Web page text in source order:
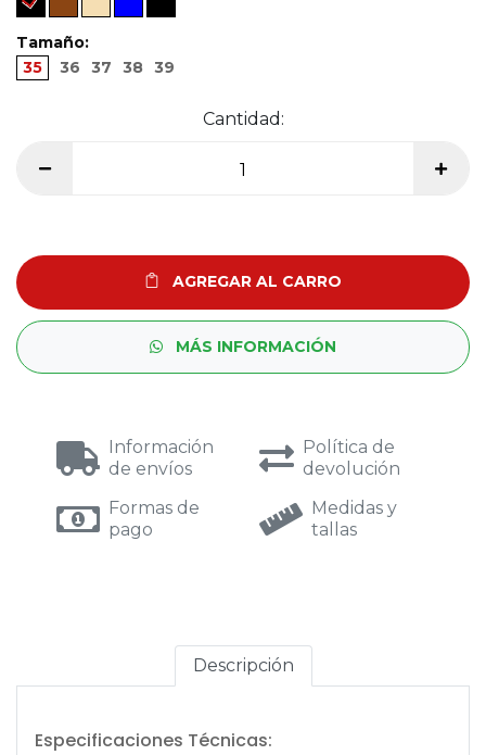
Tamaño:
35
36 37 38 39
Cantidad:
AGREGAR AL CARRO
MÁS INFORMACIÓN
Información
de envíos
Política de
devolución
Formas de
pago
Medidas y
tallas
Descripción
Especificaciones Técnicas: